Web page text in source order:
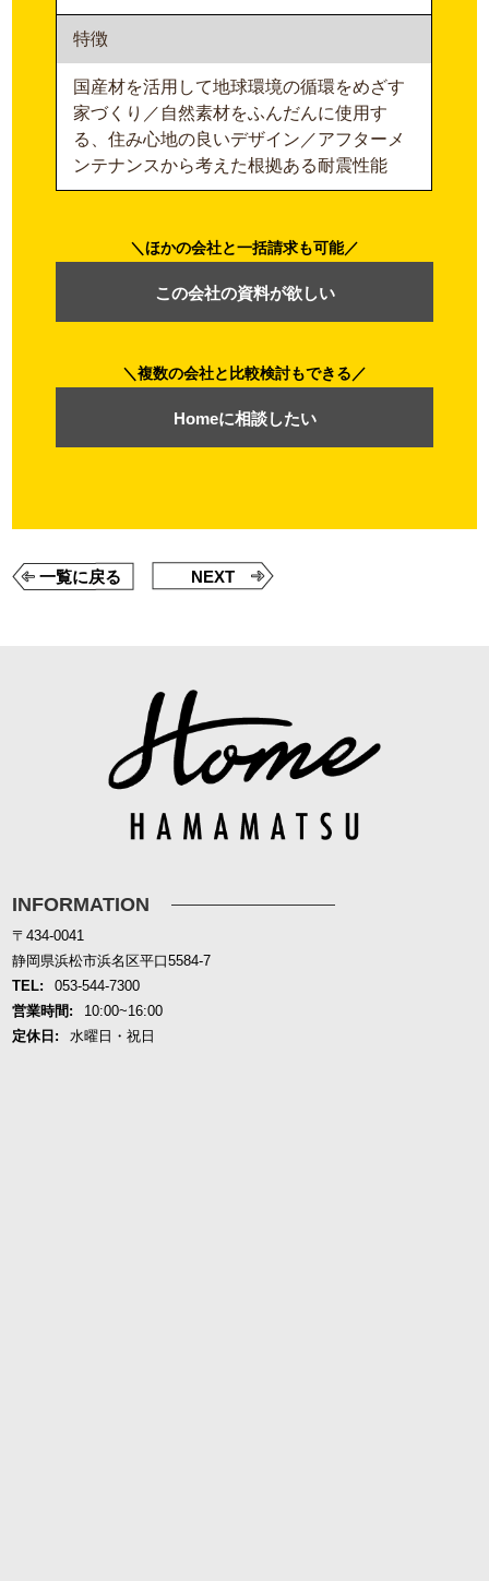
特徴
国産材を活用して地球環境の循環をめざす
家づくり／自然素材をふんだんに使用す
る、住み心地の良いデザイン／アフターメ
ンテナンスから考えた根拠ある耐震性能
複数の会社と比較検討もできる
Homeに相談したい
ほかの会社と一括請求も可能
この会社の資料が欲しい
一覧に戻る NEXT
INFORMATION
〒434-0041
静岡県浜松市浜名区平口5584-7
TEL:
053-544-7300
営業時間:
10:00~16:00
定休日:
水曜日・祝日